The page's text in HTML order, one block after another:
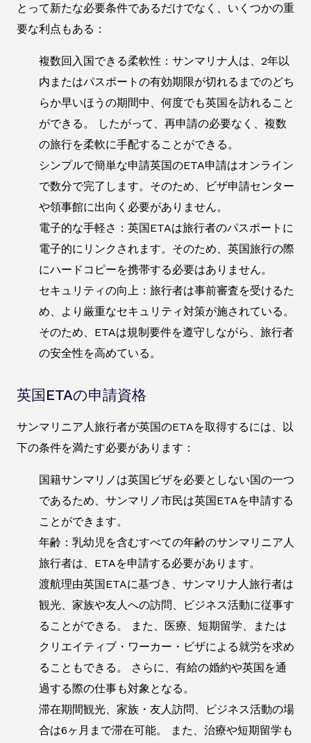
とって新たな必要条件であるだけでなく、いくつかの重
要な利点もある：
複数回入国できる柔軟性：サンマリナ人は、2年以
内またはパスポートの有効期限が切れるまでのどち
らか早いほうの期間中、何度でも英国を訪れること
ができる。 したがって、再申請の必要なく、複数
の旅行を柔軟に手配することができる。
シンプルで簡単な申請英国のETA申請はオンライン
で数分で完了します。そのため、ビザ申請センター
や領事館に出向く必要がありません。
電子的な手軽さ：英国ETAは旅行者のパスポートに
電子的にリンクされます。そのため、英国旅行の際
にハードコピーを携帯する必要はありません。
セキュリティの向上：旅行者は事前審査を受けるた
め、より厳重なセキュリティ対策が施されている。
そのため、ETAは規制要件を遵守しながら、旅行者
の安全性を高めている。
英国ETAの申請資格
サンマリニア人旅行者が英国のETAを取得するには、以
下の条件を満たす必要があります：
国籍サンマリノは英国ビザを必要としない国の一つ
であるため、サンマリノ市民は英国ETAを申請する
ことができます。
年齢：乳幼児を含むすべての年齢のサンマリニア人
旅行者は、ETAを申請する必要があります。
渡航理由英国ETAに基づき、サンマリナ人旅行者は
観光、家族や友人への訪問、ビジネス活動に従事す
ることができる。 また、医療、短期留学、または
クリエイティブ・ワーカー・ビザによる就労を求め
ることもできる。 さらに、有給の婚約や英国を通
過する際の仕事も対象となる。
滞在期間観光、家族・友人訪問、ビジネス活動の場
合は6ヶ月まで滞在可能。 また、治療や短期留学も